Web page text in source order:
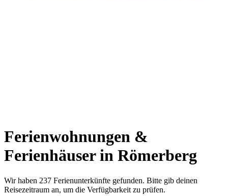
Ferienwohnungen &
Ferienhäuser in Römerberg
Wir haben 237 Ferienunterkünfte gefunden. Bitte gib deinen
Reisezeitraum an, um die Verfügbarkeit zu prüfen.